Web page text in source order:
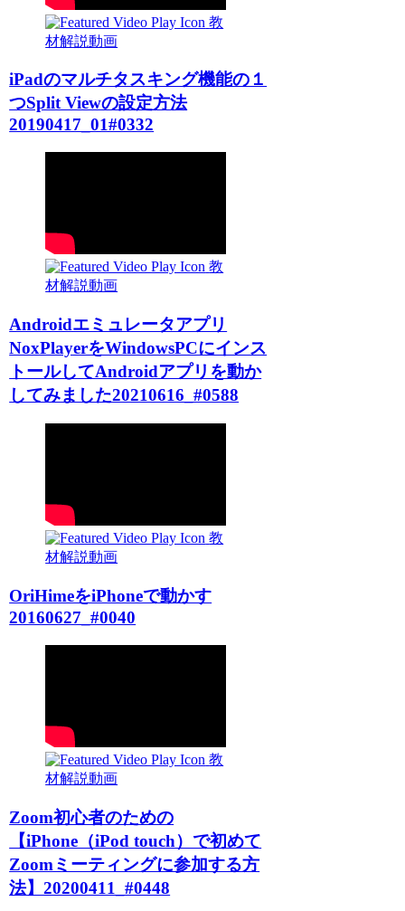
教
材解説動画
iPadのマルチタスキング機能の１
つSplit Viewの設定方法
20190417_01#0332
教
材解説動画
Androidエミュレータアプリ
NoxPlayerをWindowsPCにインス
トールしてAndroidアプリを動か
してみました20210616_#0588
教
材解説動画
OriHimeをiPhoneで動かす
20160627_#0040
教
材解説動画
Zoom初心者のための
【iPhone（iPod touch）で初めて
Zoomミーティングに参加する方
法】20200411_#0448